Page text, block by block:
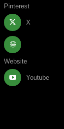
Pinterest
X
Website
Youtube